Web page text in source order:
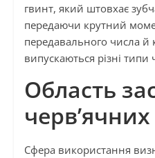
гвинт, який штовхає
передаючи крутний
передавального числа й
випускаються різні типи
Область
Сфера використання